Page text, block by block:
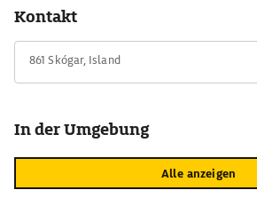
weiteren Wasserfällen und den
Mýrdalsjökull.
Kontakt
861 Skógar, Island
In der Umgebung
Alle anzeigen